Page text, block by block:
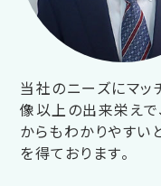
当社のニーズにマッ
像以上の出来栄えで
からもわかりやすい
を得ております。